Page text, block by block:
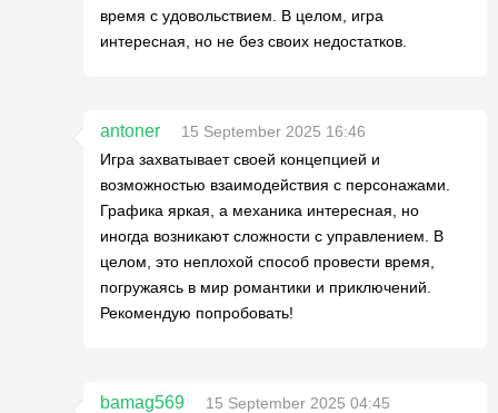
время с удовольствием. В целом, игра
интересная, но не без своих недостатков.
antoner
15 September 2025 16:46
Игра захватывает своей концепцией и
возможностью взаимодействия с персонажами.
Графика яркая, а механика интересная, но
иногда возникают сложности с управлением. В
целом, это неплохой способ провести время,
погружаясь в мир романтики и приключений.
Рекомендую попробовать!
bamag569
15 September 2025 04:45